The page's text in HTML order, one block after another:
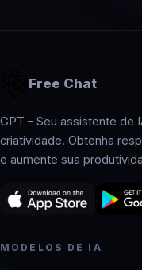
Free Chat
GPT – Seu assistente de
criatividade. Obtenha
e aumente sua
MODELOS DE IA